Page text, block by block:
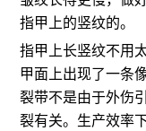
指甲上的竖纹的。
指甲上长竖纹不用
甲面上出现了一条
裂带不是由于外伤
裂有关。生产效率